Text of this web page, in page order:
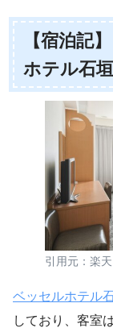
【宿泊記
ホテル石
引用元：楽
ベッセルホテル
しており、客室